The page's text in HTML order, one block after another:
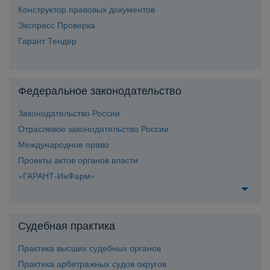
Конструктор правовых документо
Экспресс Проверка
Гарант Тендер
Федеральное законодательство
Законодательство России
Отраслевое законодательство России
Международное право
Проекты актов органов власти
«ГАРАНТ-ИнФарм»
Судебная практика
Практика высших судебных органо
Практика арбитражных судов округо